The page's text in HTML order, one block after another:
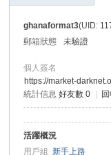
ghanaformat3(UID:
郵箱狀態
未驗證
個人簽名
https://market-
統計信息 好友數 0
活躍概況
用戶組新手上路